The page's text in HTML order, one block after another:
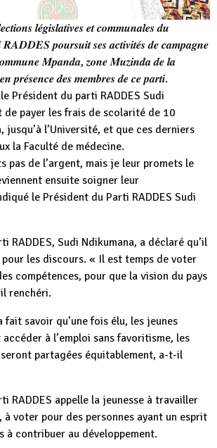
𝒍𝒆́𝒈𝒊𝒔𝒍𝒂𝒕𝒊𝒗𝒆𝒔 𝒆𝒕 𝒄𝒐𝒎𝒎𝒖𝒏𝒂𝒍𝒆𝒔 𝒅𝒖
𝒑𝒐𝒖𝒓𝒔𝒖𝒊𝒕 𝒔𝒆𝒔 𝒂𝒄𝒕𝒊𝒗𝒊𝒕𝒆́𝒔 𝒅𝒆 𝒄𝒂𝒎𝒑𝒂𝒈𝒏𝒆
𝑪𝒐𝒎𝒎𝒖𝒏𝒆 𝑴𝒑𝒂𝒏𝒅𝒂, 𝒛𝒐𝒏𝒆 𝑴𝒖𝒛𝒊𝒏𝒅𝒂 𝒅𝒆 𝒍𝒂
𝒑𝒓𝒆́𝒔𝒆𝒏𝒄𝒆 𝒅𝒆𝒔 𝒎𝒆𝒎𝒃𝒓𝒆𝒔 𝒅𝒆 𝒄𝒆 𝒑𝒂𝒓𝒕𝒊.
Président du parti RADDES Sudi
de payer les frais de scolarité de 10
jusqu’à l’Université, et que ces derniers
la Faculté de médecine.
pas de l’argent, mais je leur promets le
ensuite soigner leur
le Président du Parti RADDES Sudi
RADDES, Sudi Ndikumana, a déclaré qu’il
pour les discours. « Il est temps de voter
compétences, pour que la vision du pays
renchéri.
fait savoir qu’une fois élu, les jeunes
à l’emploi sans favoritisme, les
partagées équitablement, a-t-il
RADDES appelle la jeunesse à travailler
à voter pour des personnes ayant un esprit
à contribuer au développement.